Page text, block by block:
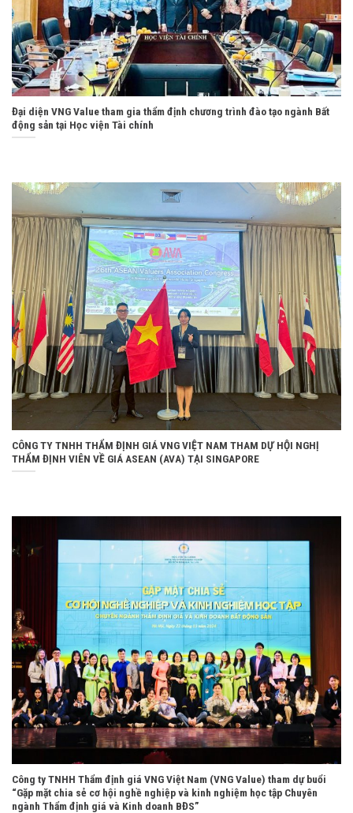
Đại diện VNG Value tham gia thẩm định chương trình đào tạo ngành Bất
động sản tại Học viện Tài chính
CÔNG TY TNHH THẨM ĐỊNH GIÁ VNG VIỆT NAM THAM DỰ HỘI NGHỊ
THẨM ĐỊNH VIÊN VỀ GIÁ ASEAN (AVA) TẠI SINGAPORE
Công ty TNHH Thẩm định giá VNG Việt Nam (VNG Value) tham dự buổi
“Gặp mặt chia sẻ cơ hội nghề nghiệp và kinh nghiệm học tập Chuyên
ngành Thẩm định giá và Kinh doanh BĐS”